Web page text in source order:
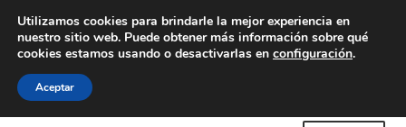
ENTREGA desde 7 EUR
De lunes a viernes de 9 a. m. a 4 p. m.
Utilizamos cookies para brindarle la mejor experiencia en
nuestro sitio web. Puede obtener más información sobre qué
cookies estamos usando o desactivarlas en configuración.
Aceptar